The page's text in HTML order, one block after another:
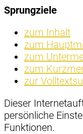
Sprungziele
zum Inhalt
zum
zum
zum
zur
Dieser
persönliche
Funktionen.